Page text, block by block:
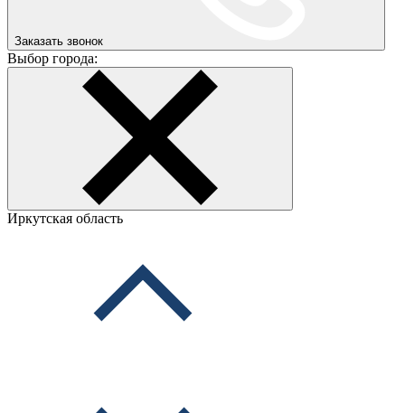
Заказать звонок
Выбор города:
Иркутская область